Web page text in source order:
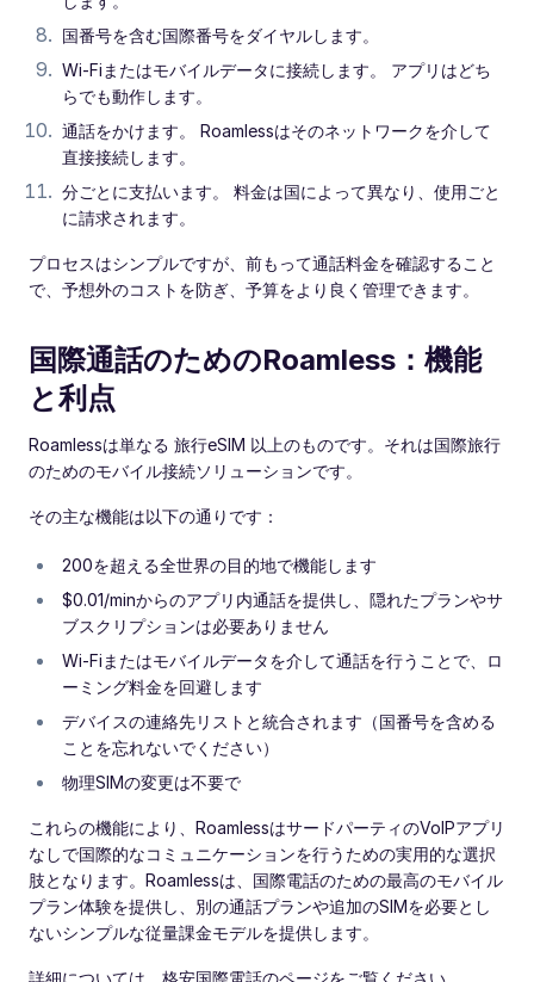
国番号を含む国際番号をダイヤルします。
Wi-Fiまたはモバイルデータに接続します。 アプリはどち
らでも動作します。
通話をかけます。 Roamlessはそのネットワークを介して
直接接続します。
分ごとに支払います。 料金は国によって異なり、使用ごと
に請求されます。
プロセスはシンプルですが、前もって通話料金を確認すること
で、予想外のコストを防ぎ、予算をより良く管理できます。
国際通話のためのRoamless：機能
と利点
Roamlessは単なる 旅行eSIM 以上のものです。それは国際旅行
のためのモバイル接続ソリューションです。
その主な機能は以下の通りです：
200を超える全世界の目的地で機能します
$0.01/minからのアプリ内通話を提供し、隠れたプランやサ
ブスクリプションは必要ありません
Wi-Fiまたはモバイルデータを介して通話を行うことで、ロ
ーミング料金を回避します
デバイスの連絡先リストと統合されます（国番号を含める
ことを忘れないでください）
物理SIMの変更は不要で
これらの機能により、RoamlessはサードパーティのVoIPアプリ
なしで国際的なコミュニケーションを行うための実用的な選択
肢となります。Roamlessは、国際電話のための最高のモバイル
プラン体験を提供し、別の通話プランや追加のSIMを必要とし
ないシンプルな従量課金モデルを提供します。
詳細については、格安国際電話のページをご覧ください。